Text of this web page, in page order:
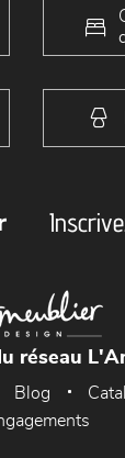
réseau
Blog